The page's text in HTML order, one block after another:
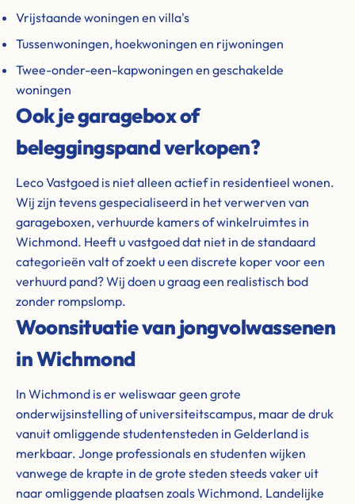
Vrijstaande woningen en villa's
Tussenwoningen, hoekwoningen en rijwoningen
Twee-onder-een-kapwoningen en geschakelde
woningen
Ook je garagebox of
beleggingspand verkopen?
Leco Vastgoed is niet alleen actief in residentieel wonen.
Wij zijn tevens gespecialiseerd in het verwerven van
garageboxen, verhuurde kamers of winkelruimtes in
Wichmond. Heeft u vastgoed dat niet in de standaard
categorieën valt of zoekt u een discrete koper voor een
verhuurd pand? Wij doen u graag een realistisch bod
zonder rompslomp.
Woonsituatie van jongvolwassenen
in Wichmond
In Wichmond is er weliswaar geen grote
onderwijsinstelling of universiteitscampus, maar de druk
vanuit omliggende studentensteden in Gelderland is
merkbaar. Jonge professionals en studenten wijken
vanwege de krapte in de grote steden steeds vaker uit
naar omliggende plaatsen zoals Wichmond. Landelijke